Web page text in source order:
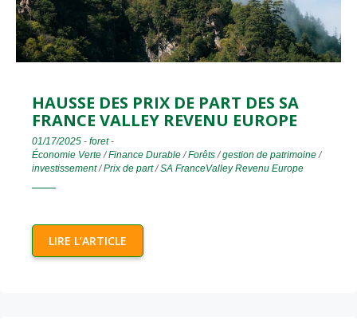
HAUSSE DES PRIX DE PART DES SA
FRANCE VALLEY REVENU EUROPE
01/17/2025 - foret-
Économie Verte/Finance Durable/Forêts/gestion de patrimoine/
investissement/Prix de part/SA FranceValley Revenu Europe
LIRE L’ARTICLE